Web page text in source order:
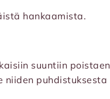
hankaamista.
suuntiin
niiden puhdistuksesta